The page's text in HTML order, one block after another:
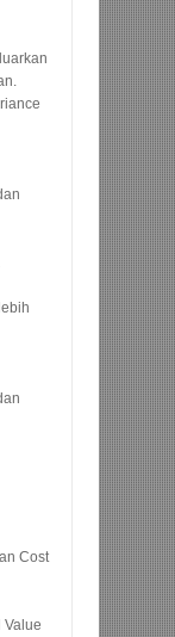
Cost